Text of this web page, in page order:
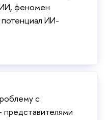
феномен
потенциал ИИ-
с